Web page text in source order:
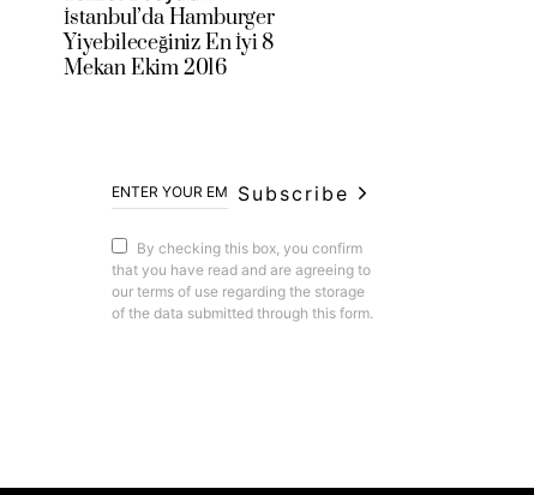
İstanbul’da Hamburger
Yiyebileceğiniz En İyi 8
Mekan Ekim 2016
Subscribe
By checking this box, you confirm
that you have read and are agreeing to
our terms of use regarding the storage
of the data submitted through this form.